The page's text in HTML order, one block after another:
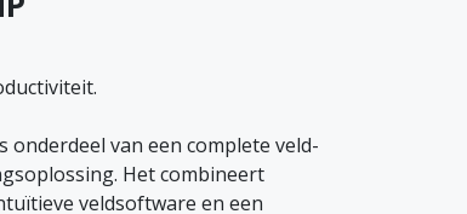
van een complete veld-
Het combineert
veldsoftware en een